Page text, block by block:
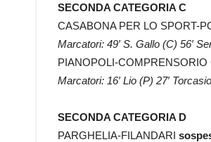
SECONDA CATEGORIA C
CASABONA PER LO SPORT-
Marcatori: 49′ S. Gallo (C) 56′
PIANOPOLI-COMPRENSORIO
Marcatori: 16′ Lio (P) 27′
SECONDA CATEGORIA D
PARGHELIA-FILANDARI